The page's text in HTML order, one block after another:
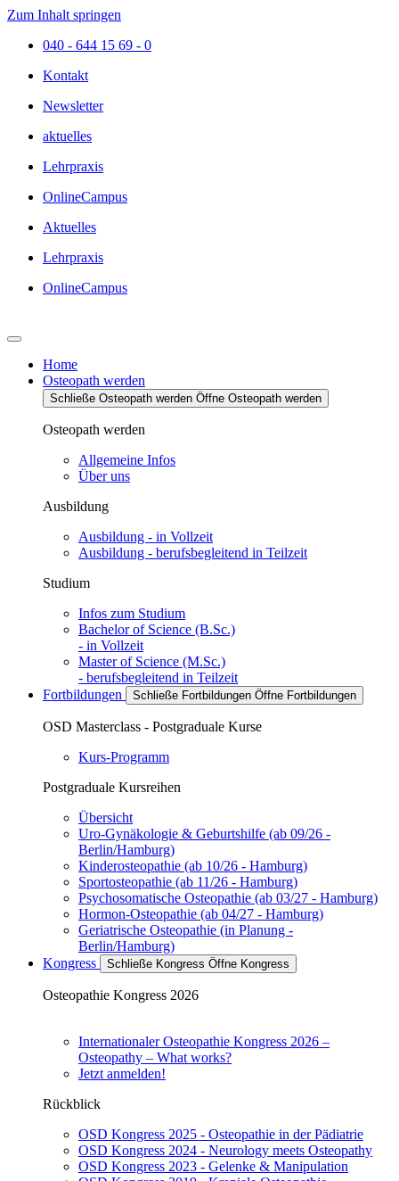
Zum Inhalt springen
040 - 644 15 69 - 0
Kontakt
Newsletter
aktuelles
Lehrpraxis
OnlineCampus
Aktuelles
Lehrpraxis
OnlineCampus
Home
Osteopath werden
Schließe Osteopath werden Öffne Osteopath werden
Osteopath werden
Allgemeine Infos
Über uns
Ausbildung
Ausbildung - in Vollzeit
Ausbildung - berufsbegleitend in Teilzeit
Studium
Infos zum Studium
Bachelor of Science (B.Sc.)
- in Vollzeit
Master of Science (M.Sc.)
- berufsbegleitend in Teilzeit
Fortbildungen
Schließe Fortbildungen Öffne Fortbildungen
OSD Masterclass - Postgraduale Kurse
Kurs-Programm
Postgraduale Kursreihen
Übersicht
Uro-Gynäkologie & Geburtshilfe (ab 09/26 -
Berlin/Hamburg)
Kinderosteopathie (ab 10/26 - Hamburg)
Sportosteopathie (ab 11/26 - Hamburg)
Psychosomatische Osteopathie (ab 03/27 - Hamburg)
Hormon-Osteopathie (ab 04/27 - Hamburg)
Geriatrische Osteopathie (in Planung -
Berlin/Hamburg)
Kongress
Schließe Kongress Öffne Kongress
Osteopathie Kongress 2026
Internationaler Osteopathie Kongress 2026 –
Osteopathy – What works?
Jetzt anmelden!
Rückblick
OSD Kongress 2025 - Osteopathie in der Pädiatrie
OSD Kongress 2024 - Neurology meets Osteopathy
OSD Kongress 2023 - Gelenke & Manipulation